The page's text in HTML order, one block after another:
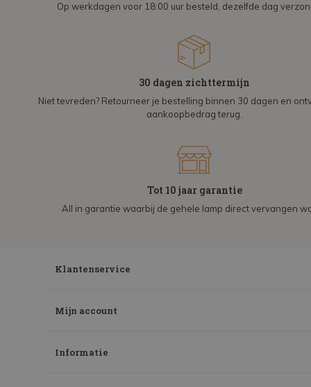
Op werkdagen voor 18:00 uur besteld, dezelfde dag
30 dagen zichttermijn
Niet tevreden? Retourneer je bestelling binnen 30 dagen en
aankoopbedrag terug.
Tot 10 jaar garantie
All in garantie waarbij de gehele lamp direct vervangen
Klantenservice
Mijn account
Informatie